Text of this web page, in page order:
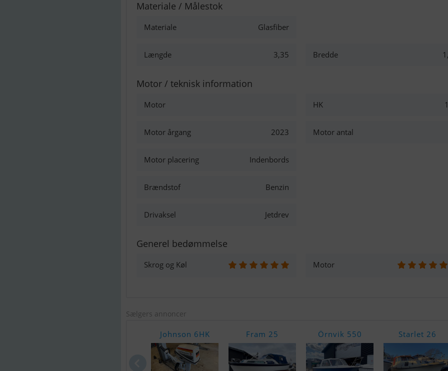
Materiale / Målestok
Materiale Glasfiber
Længde 3,35 Bredde
Motor / teknisk information
Motor HK
Motor årgang 2023 Motor antal
Motor placering Indenbords
Brændstof Benzin
Drivaksel Jetdrev
Generel bedømmelse
Skrog og Køl Motor
Sælgers annoncer
Johnson 6HK Fram 25 Örnvik 550 Starlet 26